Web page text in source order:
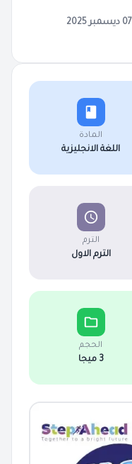
07 ديسمبر 2025
المادة
اللغة الانجليزية
الترم
الترم الاول
الحجم
3 ميجا